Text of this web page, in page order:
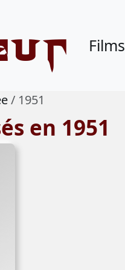
Films
1951
en 1951